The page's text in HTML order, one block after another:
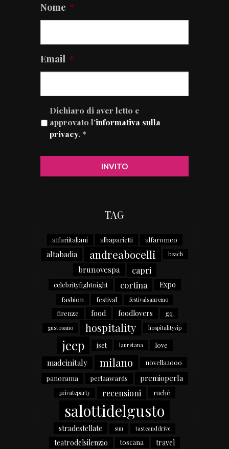
Nome *
Email *
Dichiaro di aver letto e
approvato l’informativa sulla
privacy. *
TAG
affariitaliani albaparietti alfaromeo
altabadia andreabocelli beach
brunovespa capri
celebrityfightnight cortina Expo
fashion festival festivalsanremo
firenze food foodlovers gq
gustosano hospitality hospitalityvip
jeep jset lauretana love
madeinitaly milano
novella2000
panorama
perlaawards premioperla
privateparty recensioni ruchè
salottidelgusto
stradestellate sun tasteanddrive
teatrodelsilenzio toscana travel